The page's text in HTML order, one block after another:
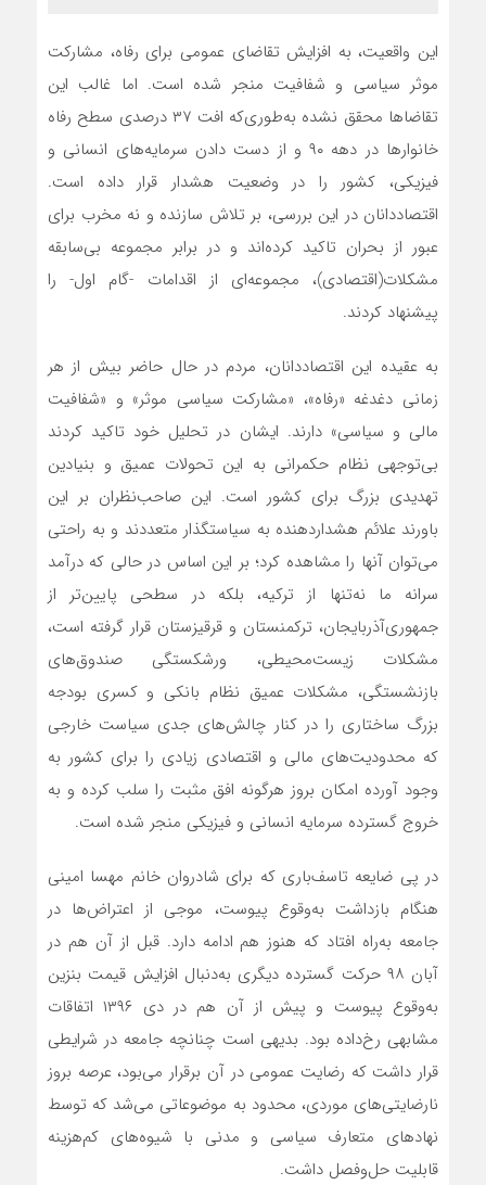
این واقعیت، به افزایش تقاضای عمومی برای رفاه، مشارکت
موثر سیاسی و شفافیت منجر شده است. اما غالب این
تقاضاها محقق نشده به‌طوری‌که افت ۳۷ درصدی سطح رفاه
خانوارها در دهه ۹۰ و از دست دادن سرمایه‌های انسانی و
فیزیکی، کشور را در وضعیت هشدار قرار داده است.
اقتصاددانان در این بررسی، بر تلاش سازنده و نه مخرب برای
عبور از بحران تاکید کرده‌اند و در برابر مجموعه بی‌سابقه‌
مشکلات‌(اقتصادی)، مجموعه‌‌ای از اقدامات -گام اول- را
پیشنهاد کردند.
به عقیده این اقتصاددانان، مردم در حال حاضر بیش از هر
زمانی دغدغه «رفاه»، «مشارکت سیاسی موثر» و «شفافیت
مالی و سیاسی» دارند. ایشان در تحلیل خود تاکید کردند
بی‌توجهی نظام حکمرانی به این تحولات عمیق و بنیادین
تهدیدی بزرگ برای کشور است. این صاحب‌نظران بر این
باورند علائم هشداردهنده به سیاستگذار متعددند و به راحتی
می‌توان آنها را مشاهده کرد؛ بر این اساس در حالی که درآمد
سرانه ما نه‌تنها از ترکیه، بلکه در سطحی پایین‌تر از
جمهوری‌آذربایجان، ترکمنستان و قرقیزستان قرار گرفته است،‌
مشکلات زیست‌محیطی، ورشکستگی صندوق‌های
بازنشستگی، مشکلات عمیق نظام بانکی و کسری بودجه
بزرگ ساختاری را در کنار چالش‌های جدی سیاست خارجی
که محدودیت‌های مالی و اقتصادی زیادی را برای کشور به
‌وجود آورده امکان بروز هرگونه افق مثبت را سلب کرده و به
خروج گسترده سرمایه انسانی و فیزیکی منجر شده است.
در پی ضایعه تاسف‌‌‌‌‌‌باری که برای شادروان خانم مهسا امینی
هنگام بازداشت به‌وقوع پیوست، موجی از اعتراض‌‌‌‌‌‌ها در
جامعه به‌راه افتاد که هنوز هم ادامه دارد. قبل از آن هم در
آبان ۹۸ حرکت گسترده دیگری به‌دنبال افزایش قیمت بنزین
به‌وقوع پیوست و پیش از آن هم در دی ۱۳۹۶ اتفاقات
مشابهی رخ‌داده بود. بدیهی است چنانچه جامعه در شرایطی
قرار داشت که رضایت عمومی در آن برقرار می‌‌‌‌‌‌بود، عرصه بروز
نارضایتی‌‌‌‌‌‌های موردی، محدود به موضوعاتی می‌شد که توسط
نهادهای متعارف سیاسی و مدنی با شیوه‌‌‌‌‌‌های کم‌‌‌‌‌‌هزینه
قابلیت حل‌‌‌‌‌‌وفصل داشت.